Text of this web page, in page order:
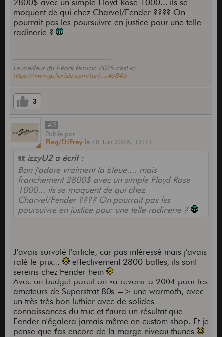
2800$ avec un simple Floyd Rose 1000... ils se
moquent de qui chez Charvel/Fender ???? On
pourrait pas les poursuivre en justice pour une telle
radinerie ?
Le meilleur du J-Rock féminin 2025 c'est ici :
https://www.guitariste.com/for(...)46846
3
#3
Publié par
Fleg/DJFrey le 18 Juin 2026, 12:41
izzyU2 a écrit :
Bon j'adore vraiment la bleue.... mais
franchement 2800$ avec un simple Floyd Rose
1000... ils se moquent de qui chez
Charvel/Fender ???? On pourrait pas les
poursuivre en justice pour une telle radinerie ?
J'avais survolé l'article, car pas intéressé mais j'avais
raté le prix...
effectivement 2800 balles, ils sont
sereins chez Fender hein
Avec un budget pareil on va revenir a 2004 pour les
amateurs de Superstrat 80s => une warmoth, avec
un très très bon luthier avec de solides
connaissances du truc et t'aura un résultat que
Fender n'égalera jamais même en custom shop. Et je
pense que t'as encore de la marge niveau thunes